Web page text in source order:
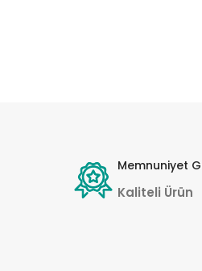
Memnuniyet
Kaliteli Ürün